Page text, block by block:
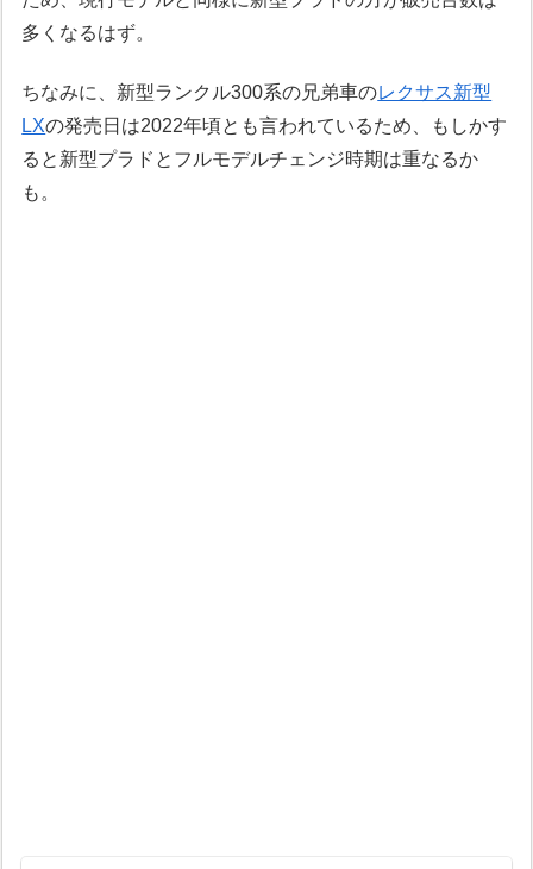
多くなるはず。
ちなみに、新型ランクル300系の兄弟車のレクサス新型
LXの発売日は2022年頃とも言われているため、もしかす
ると新型プラドとフルモデルチェンジ時期は重なるか
も。